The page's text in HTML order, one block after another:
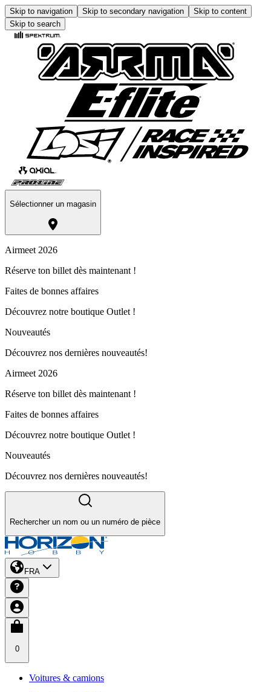
Skip to navigation Skip to secondary navigation
Skip to content
Skip to search
Sélectionner un magasin
Airmeet 2026
Réserve ton billet dès maintenant !
Faites de bonnes affaires
Découvrez notre boutique Outlet !
Nouveautés
Découvrez nos dernières nouveautés!
Airmeet 2026
Réserve ton billet dès maintenant !
Faites de bonnes affaires
Découvrez notre boutique Outlet !
Nouveautés
Découvrez nos dernières nouveautés!
Rechercher un nom ou un numéro de pièce
FRA
0
Voitures & camions